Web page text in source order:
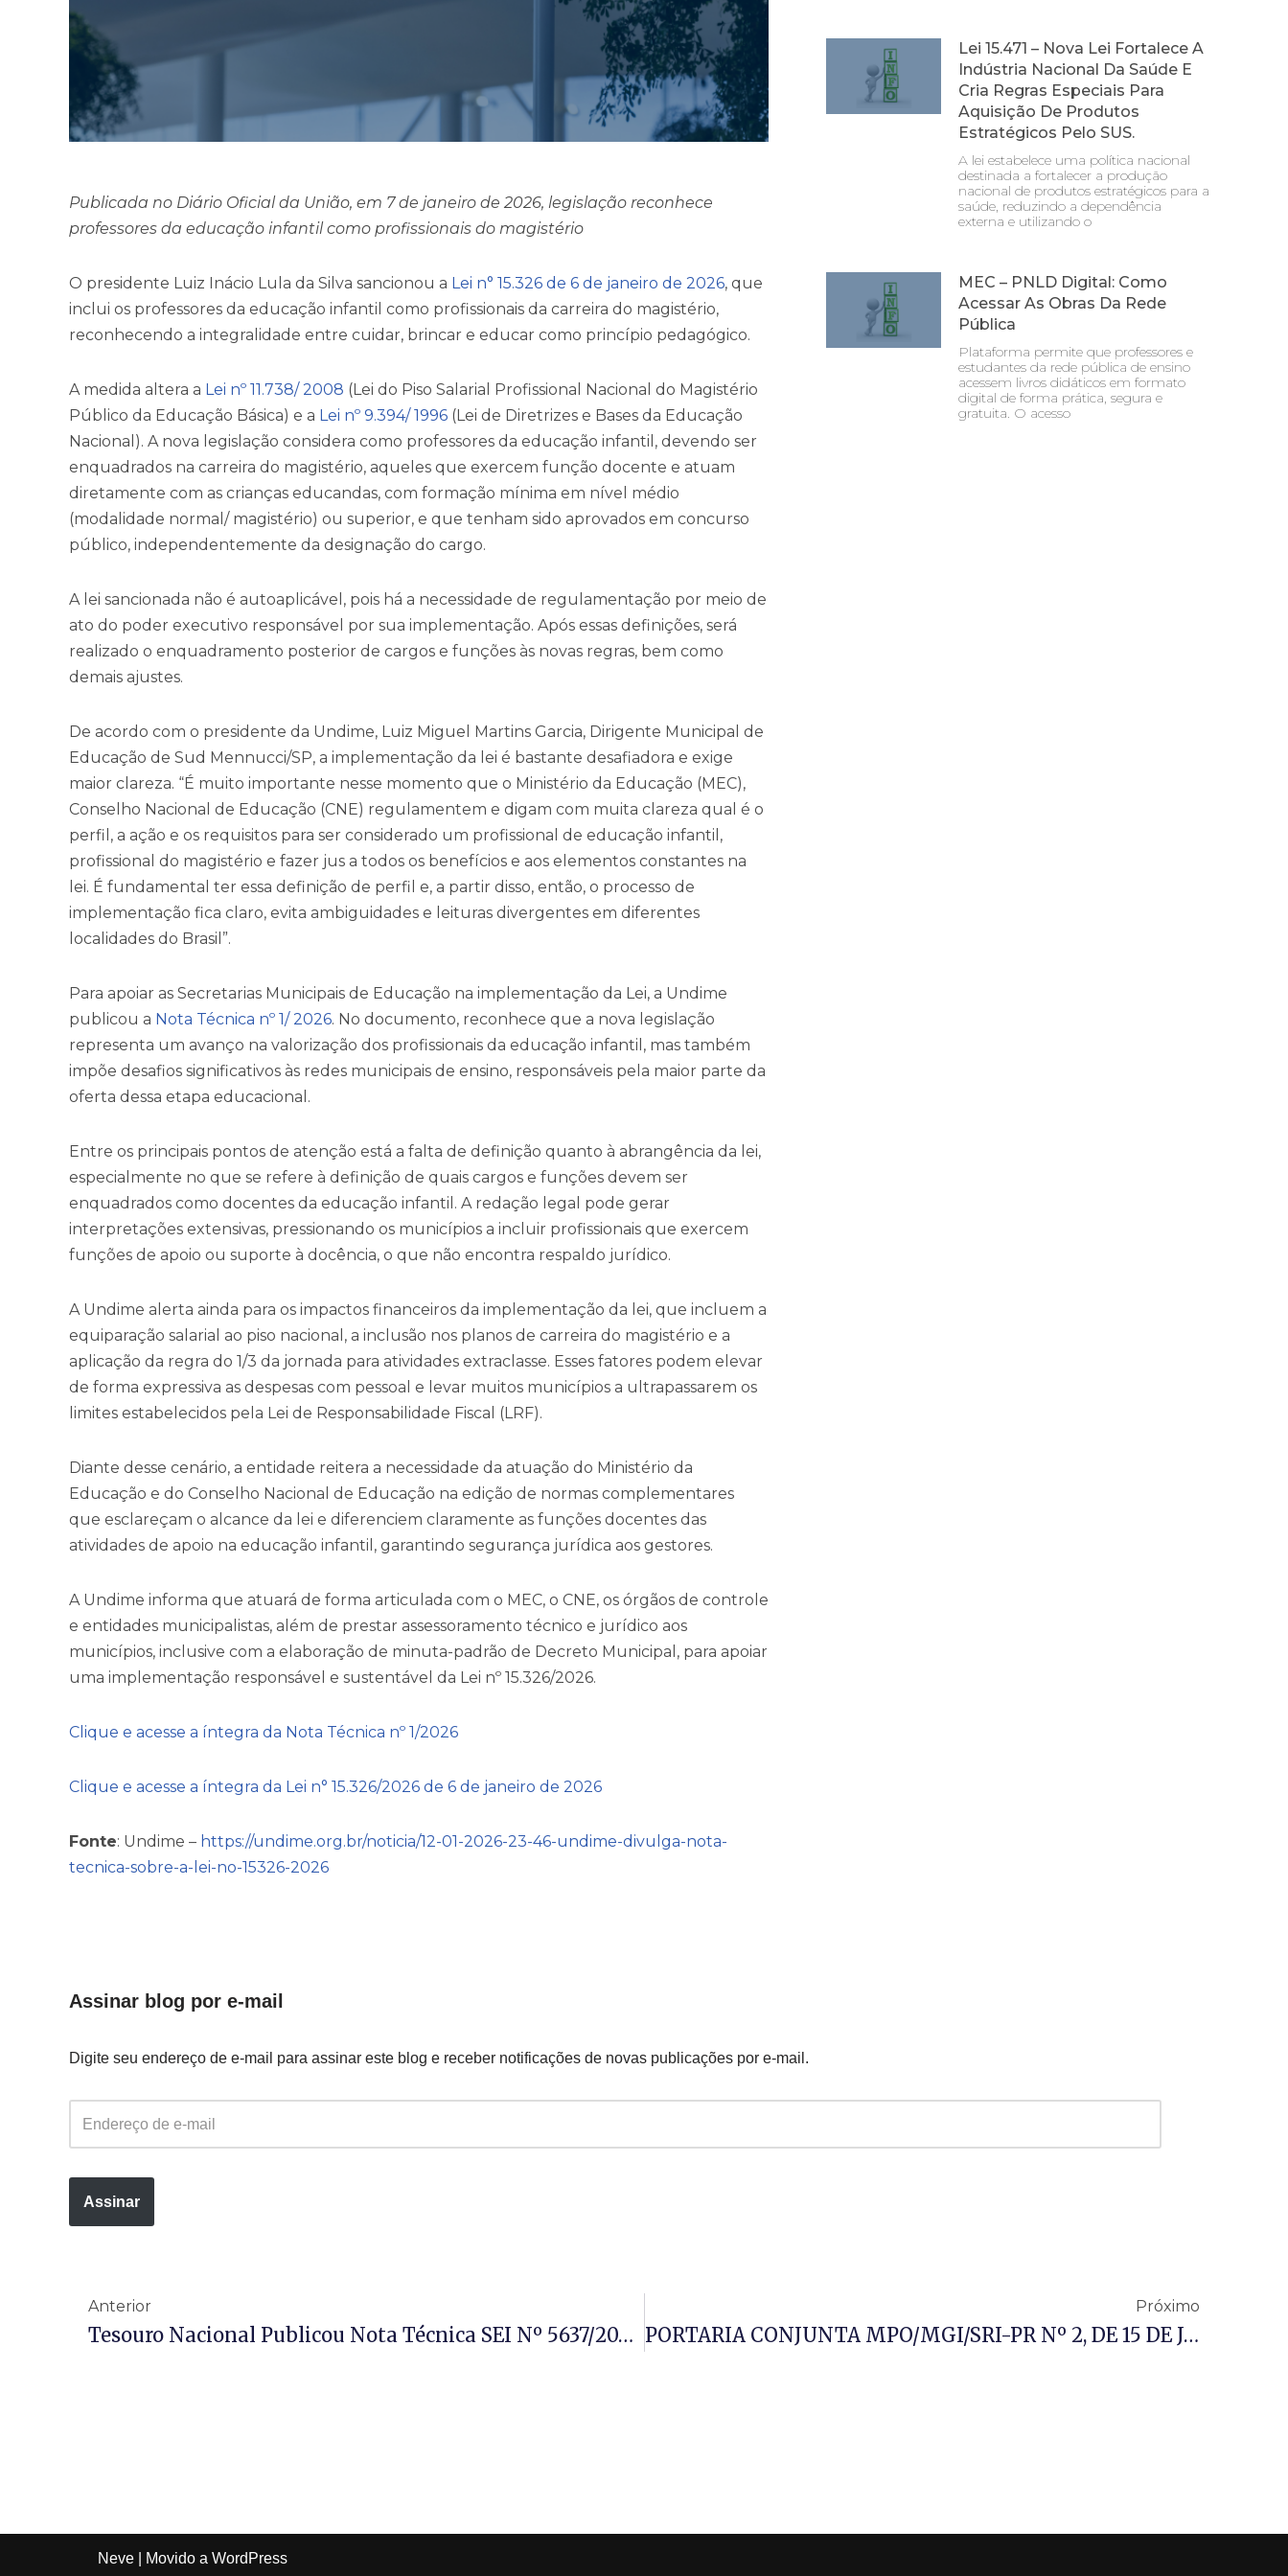
Publicada no Diário Oficial da União, em 7 de janeiro de 2026, legislação reconhece
professores da educação infantil como profissionais do magistério
O presidente Luiz Inácio Lula da Silva sancionou a Lei n° 15.326 de 6 de janeiro de 2026, que
inclui os professores da educação infantil como profissionais da carreira do magistério,
reconhecendo a integralidade entre cuidar, brincar e educar como princípio pedagógico.
A medida altera a Lei nº 11.738/ 2008 (Lei do Piso Salarial Profissional Nacional do Magistério
Público da Educação Básica) e a Lei nº 9.394/ 1996 (Lei de Diretrizes e Bases da Educação
Nacional). A nova legislação considera como professores da educação infantil, devendo ser
enquadrados na carreira do magistério, aqueles que exercem função docente e atuam
diretamente com as crianças educandas, com formação mínima em nível médio
(modalidade normal/ magistério) ou superior, e que tenham sido aprovados em concurso
público, independentemente da designação do cargo.
A lei sancionada não é autoaplicável, pois há a necessidade de regulamentação por meio de
ato do poder executivo responsável por sua implementação. Após essas definições, será
realizado o enquadramento posterior de cargos e funções às novas regras, bem como
demais ajustes.
De acordo com o presidente da Undime, Luiz Miguel Martins Garcia, Dirigente Municipal de
Educação de Sud Mennucci/SP, a implementação da lei é bastante desafiadora e exige
maior clareza. “É muito importante nesse momento que o Ministério da Educação (MEC),
Conselho Nacional de Educação (CNE) regulamentem e digam com muita clareza qual é o
perfil, a ação e os requisitos para ser considerado um profissional de educação infantil,
profissional do magistério e fazer jus a todos os benefícios e aos elementos constantes na
lei. É fundamental ter essa definição de perfil e, a partir disso, então, o processo de
implementação fica claro, evita ambiguidades e leituras divergentes em diferentes
localidades do Brasil”.
Para apoiar as Secretarias Municipais de Educação na implementação da Lei, a Undime
publicou a Nota Técnica nº 1/ 2026. No documento, reconhece que a nova legislação
representa um avanço na valorização dos profissionais da educação infantil, mas também
impõe desafios significativos às redes municipais de ensino, responsáveis pela maior parte da
oferta dessa etapa educacional.
Entre os principais pontos de atenção está a falta de definição quanto à abrangência da lei,
especialmente no que se refere à definição de quais cargos e funções devem ser
enquadrados como docentes da educação infantil. A redação legal pode gerar
interpretações extensivas, pressionando os municípios a incluir profissionais que exercem
funções de apoio ou suporte à docência, o que não encontra respaldo jurídico.
A Undime alerta ainda para os impactos financeiros da implementação da lei, que incluem a
equiparação salarial ao piso nacional, a inclusão nos planos de carreira do magistério e a
aplicação da regra do 1/3 da jornada para atividades extraclasse. Esses fatores podem elevar
de forma expressiva as despesas com pessoal e levar muitos municípios a ultrapassarem os
limites estabelecidos pela Lei de Responsabilidade Fiscal (LRF).
Diante desse cenário, a entidade reitera a necessidade da atuação do Ministério da
Educação e do Conselho Nacional de Educação na edição de normas complementares
que esclareçam o alcance da lei e diferenciem claramente as funções docentes das
atividades de apoio na educação infantil, garantindo segurança jurídica aos gestores.
A Undime informa que atuará de forma articulada com o MEC, o CNE, os órgãos de controle
e entidades municipalistas, além de prestar assessoramento técnico e jurídico aos
municípios, inclusive com a elaboração de minuta-padrão de Decreto Municipal, para apoiar
uma implementação responsável e sustentável da Lei nº 15.326/2026.
Clique e acesse a íntegra da Nota Técnica nº 1/2026
Clique e acesse a íntegra da Lei n° 15.326/2026 de 6 de janeiro de 2026
Fonte: Undime – https://undime.org.br/noticia/12-01-2026-23-46-undime-divulga-nota-
tecnica-sobre-a-lei-no-15326-2026
Lei 15.471 – Nova Lei Fortalece A
Indústria Nacional Da Saúde E
Cria Regras Especiais Para
Aquisição De Produtos
Estratégicos Pelo SUS.
A lei estabelece uma política nacional
destinada a fortalecer a produção
nacional de produtos estratégicos para a
saúde, reduzindo a dependência
externa e utilizando o
MEC – PNLD Digital: Como
Acessar As Obras Da Rede
Pública
Plataforma permite que professores e
estudantes da rede pública de ensino
acessem livros didáticos em formato
digital de forma prática, segura e
gratuita. O acesso
Assinar blog por e-mail
Digite seu endereço de e-mail para assinar este blog e receber notificações de novas publicações por e-mail.
Assinar
Anterior
Tesouro Nacional Publicou Nota Técnica SEI Nº 5637/2025/MF: Orientações Para A MSC De Encerramento Do Exercício
Próximo
PORTARIA CONJUNTA MPO/MGI/SRI-PR Nº 2, DE 15 DE JANEIRO
Neve | Movido a WordPress